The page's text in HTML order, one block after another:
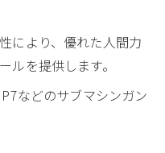
により、優れた人間力
ルを提供します。
などのサブマシンガン